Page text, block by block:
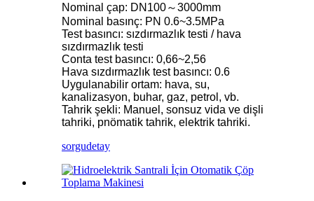
Nominal çap: DN100～3000mm
Nominal basınç: PN 0.6~3.5MPa
Test basıncı: sızdırmazlık testi / hava
sızdırmazlık testi
Conta test basıncı: 0,66~2,56
Hava sızdırmazlık test basıncı: 0.6
Uygulanabilir ortam: hava, su,
kanalizasyon, buhar, gaz, petrol, vb.
Tahrik şekli: Manuel, sonsuz vida ve dişli
tahriki, pnömatik tahrik, elektrik tahriki.
sorgudetay